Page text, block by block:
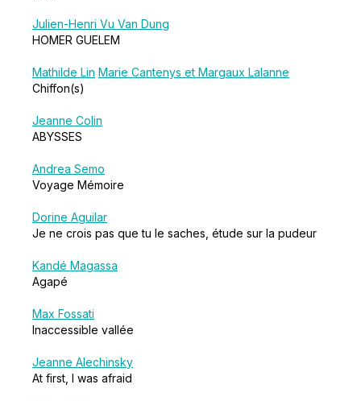
Julien-Henri Vu Van Dung
HOMER GUELEM
Mathilde Lin Marie Cantenys et Margaux Lalanne
Chiffon(s)
Jeanne Colin
ABYSSES
Andrea Semo
Voyage Mémoire
Dorine Aguilar
Je ne crois pas que tu le saches, étude sur la pudeur
Kandé Magassa
Agapé
Max Fossati
Inaccessible vallée
Jeanne Alechinsky
At first, I was afraid